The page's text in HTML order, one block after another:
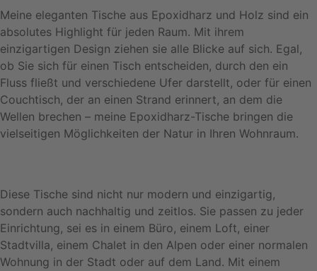
Meine eleganten Tische aus Epoxidharz und Holz sind ein
absolutes Highlight für jeden Raum. Mit ihrem
einzigartigen Design ziehen sie alle Blicke auf sich. Egal,
ob Sie sich für einen Tisch entscheiden, durch den ein
Fluss fließt und verschiedene Ufer darstellt, oder für einen
Couchtisch, der an einen Strand erinnert, an dem die
Wellen brechen – meine Epoxidharz-Tische bringen die
vielseitigen Möglichkeiten der Natur in Ihren Wohnraum.
Diese Tische sind nicht nur modern und einzigartig,
sondern auch nachhaltig und zeitlos. Sie passen zu jeder
Einrichtung, sei es in einem Büro, einem Loft, einer
Stadtvilla, einem Chalet in den Alpen oder einer normalen
Wohnung in der Stadt oder auf dem Land. Mit einem